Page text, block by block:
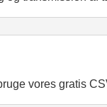
vores gratis